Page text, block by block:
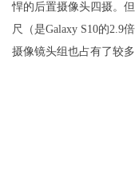
悍的后置摄像头四摄。
尺（是Galaxy S10的2.9
摄像镜头组也占有了较